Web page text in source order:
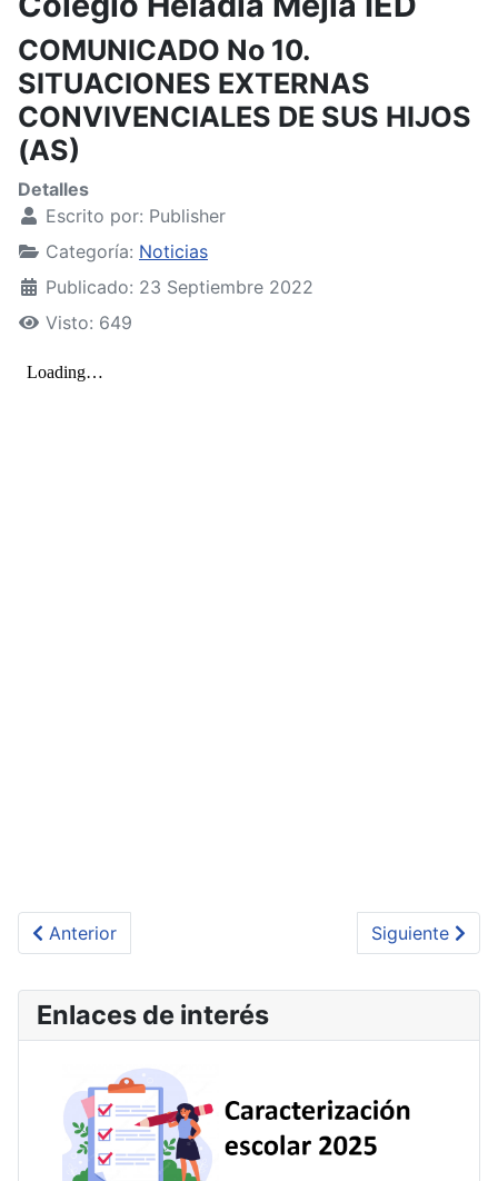
COMUNICADO No 10.
SITUACIONES EXTERNAS
CONVIVENCIALES DE SUS HIJOS
(AS)
Detalles
Escrito por: Publisher
Categoría: Noticias
Publicado: 23 Septiembre 2022
Visto: 649
Artículo anterior: Boletín Media Integral Vol. 2
Anterior Artículo
Siguiente
Enlaces de interés